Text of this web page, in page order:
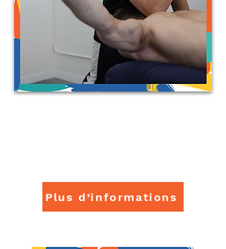
Plus d’informations